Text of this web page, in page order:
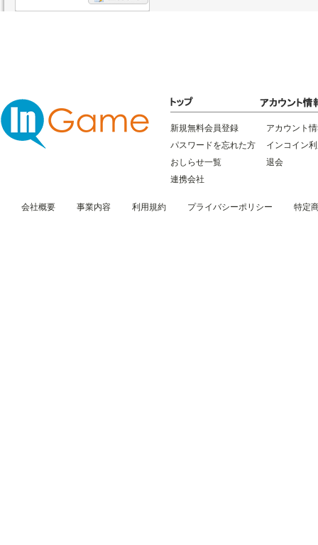
ぶっ飛び三国
新規無料会員登録
パスワードを忘れた方
おしらせ一覧
連携会社
アカウント
インコイン
退会
会社概要 事業内容 利用規約 プライバシーポリシー 特定